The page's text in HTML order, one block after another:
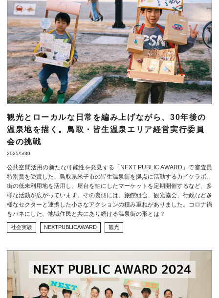
観光とローカルな日常を編み上げながら、30年後の
温泉地を描く。鳥取・皆生温泉エリア経営実行委員
会の挑戦
2025/5/30
公共空間活用の新たな可能性を発見する「NEXT PUBLIC AWARD」で審査員
特別賞を受賞した、鳥取県米子市の皆生温泉街を拠点に活動するカイケラボ。
街の低未利用地を活用し、屋台を軸にしたマーケットを定期開催するなど、多
様な活動が広がっています。その裏側には、旅館組合、観光協会、行政など多
様なセクターと連携した小さなアクションの積み重ねがありました。コロナ禍
をバネにした、地域住民と共にあり続ける温泉街の形とは？
社会実験 NEXTPUBLICAWARD 観光